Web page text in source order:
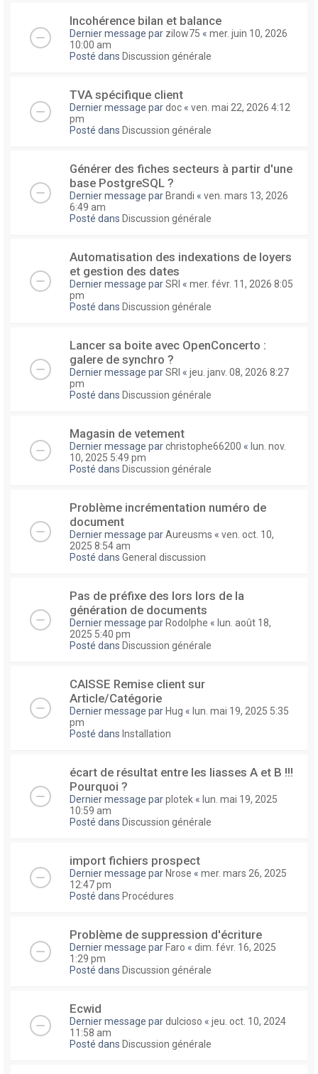
Incohérence bilan et balance
Dernier message par zilow75 « mer. juin 10, 2026
10:00 am
Posté dans Discussion générale
TVA spécifique client
Dernier message pardoc « ven. mai 22, 2026 4:12
pm
Posté dans Discussion générale
Générer des fiches secteurs à partir d'une
base PostgreSQL ?
Dernier message par Brandi « ven. mars 13, 2026
6:49 am
Posté dans Discussion générale
Automatisation des indexations de loyers
et gestion des dates
Dernier message parSRI « mer. févr. 11, 2026 8:05
pm
Posté dans Discussion générale
Lancer sa boite avec OpenConcerto :
galere de synchro ?
Dernier message parSRI « jeu. janv. 08, 2026 8:27
pm
Posté dans Discussion générale
Magasin de vetement
Dernier message parchristophe66200 « lun. nov.
10, 2025 5:49 pm
Posté dans Discussion générale
Problème incrémentation numéro de
document
Dernier message parAureusms « ven. oct. 10,
2025 8:54 am
Posté dans General discussion
Pas de préfixe des lors lors de la
génération de documents
Dernier message par Rodolphe « lun. août 18,
2025 5:40 pm
Posté dans Discussion générale
CAISSE Remise client sur
Article/Catégorie
Dernier message par Hug « lun. mai 19, 2025 5:35
pm
Posté dans Installation
écart de résultat entre les liasses A et B !!!
Pourquoi ?
Dernier message parplotek « lun. mai 19, 2025
10:59 am
Posté dans Discussion générale
import fichiers prospect
Dernier message par Nrose « mer. mars 26, 2025
12:47 pm
Posté dans Procédures
Problème de suppression d'écriture
Dernier message par Faro « dim. févr. 16, 2025
1:29 pm
Posté dans Discussion générale
Ecwid
Dernier message pardulcioso « jeu. oct. 10, 2024
11:58 am
Posté dans Discussion générale